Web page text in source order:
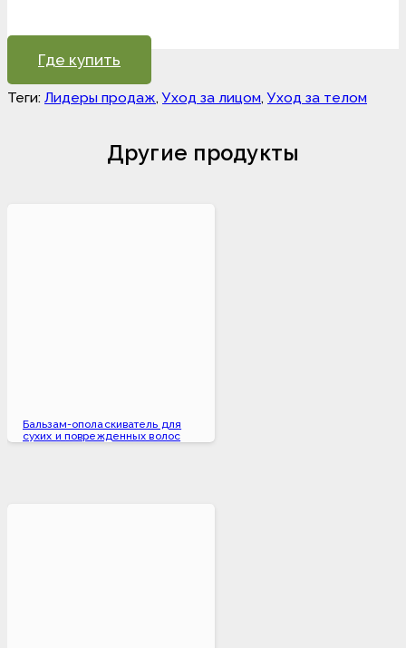
Где купить
Теги: Лидеры продаж,Уход за лицом,Уход за телом
Другие продукты
Бальзам-ополаскиватель для
сухих и поврежденных волос